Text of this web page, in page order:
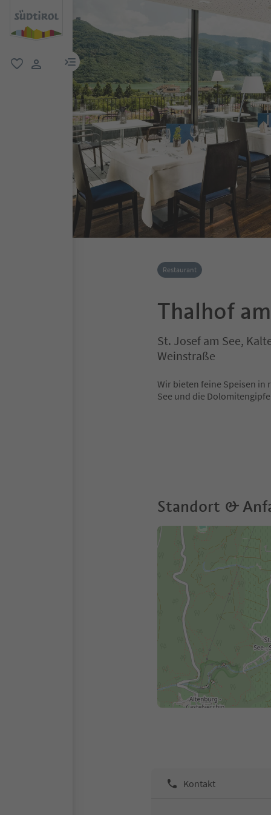
menu link
Restaurant
Thalhof
St. Josef am See,
Weinstraße
Wir bieten feine Speisen in
See und die
Standort &
Kontakt